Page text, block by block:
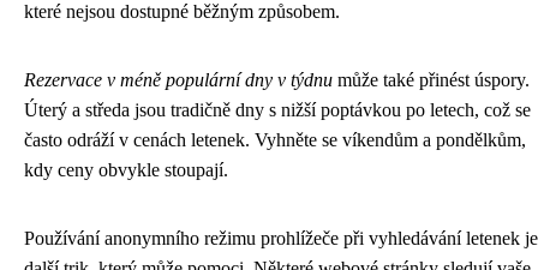
které nejsou dostupné běžným způsobem.
Rezervace v méně populární dny v týdnu může také přinést úspory.
Úterý a středa jsou tradičně dny s nižší poptávkou po letech, což se
často odráží v cenách letenek. Vyhněte se víkendům a pondělkům,
kdy ceny obvykle stoupají.
Používání anonymního režimu prohlížeče při vyhledávání letenek je